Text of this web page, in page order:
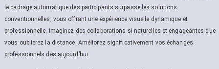
le cadrage automatique des participants surpasse les solutions
conventionnelles, vous offrant une expérience visuelle dynamique et
professionnelle. Imaginez des collaborations si naturelles et engageantes que
vous oublierez la distance. Améliorez significativement vos échanges
professionnels dès aujourd’hui.